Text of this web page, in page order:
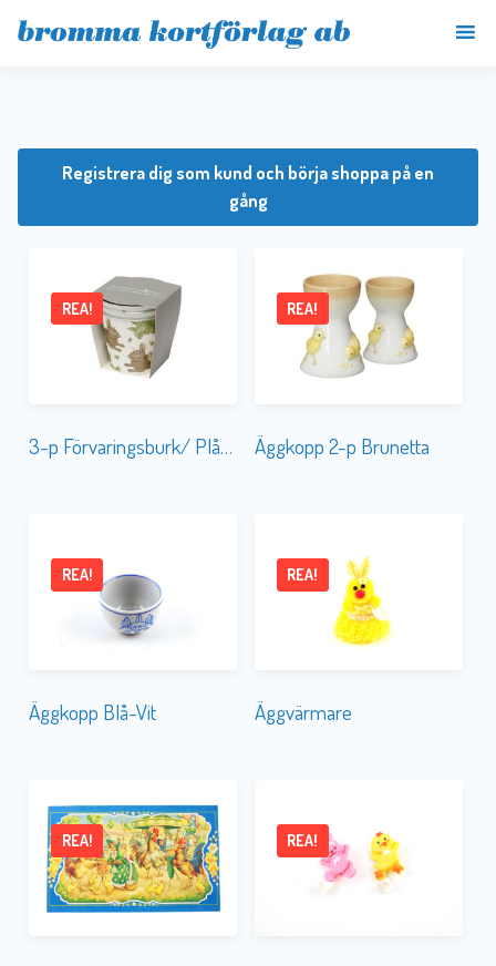
Registrera dig som kund och börja shoppa på en
gång
3-p Förvaringsburk/ Plåtkruka T & Peel Rabbit
REA!
Äggkopp 2-p Brunetta
REA!
Äggkopp Blå-Vit
REA!
Äggvärmare
REA!
REA! REA!